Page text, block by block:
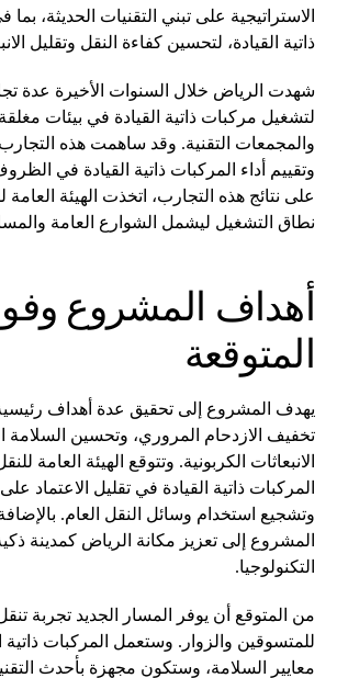
الاستراتيجية على تبني التقنيات الحديثة،
ذاتية القيادة، لتحسين كفاءة النقل وتقليل
شهدت الرياض خلال السنوات الأخيرة عدة
لتشغيل مركبات ذاتية القيادة في بيئات
والمجمعات التقنية. وقد ساهمت هذه
وتقييم أداء المركبات ذاتية القيادة في
على نتائج هذه التجارب، اتخذت الهيئة العامة
نطاق التشغيل ليشمل الشوارع العامة
أهداف المشروع
المتوقعة
يهدف المشروع إلى تحقيق عدة أهداف
تخفيف الازدحام المروري، وتحسين السلامة
الانبعاثات الكربونية. وتتوقع الهيئة العامة
المركبات ذاتية القيادة في تقليل الاعتماد
وتشجيع استخدام وسائل النقل العام.
المشروع إلى تعزيز مكانة الرياض كمدينة
التكنولوجيا.
من المتوقع أن يوفر المسار الجديد تجربة
للمتسوقين والزوار. وستعمل المركبات ذاتية
معايير السلامة، وستكون مجهزة بأحدث